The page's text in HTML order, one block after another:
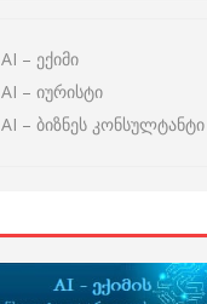
AI – ექიმი
AI – იურისტი
AI – ბიზნეს კონსულტანტი